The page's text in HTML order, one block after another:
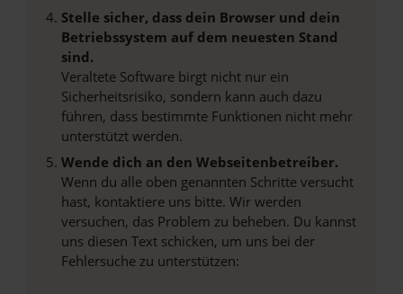
Stelle sicher, dass dein Browser und dein
Betriebssystem auf dem neuesten Stand
sind.
Veraltete Software birgt nicht nur ein
Sicherheitsrisiko, sondern kann auch dazu
führen, dass bestimmte Funktionen nicht mehr
unterstützt werden.
Wende dich an den Webseitenbetreiber.
Wenn du alle oben genannten Schritte versucht
hast, kontaktiere uns bitte. Wir werden
versuchen, das Problem zu beheben. Du kannst
uns diesen Text schicken, um uns bei der
Fehlersuche zu unterstützen: